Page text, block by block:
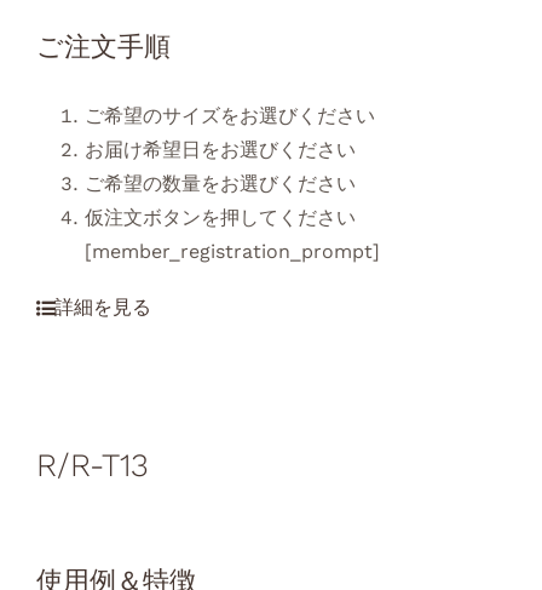
ご注文手順
ご希望のサイズをお選びください
お届け希望日をお選びください
ご希望の数量をお選びください
仮注文ボタンを押してください
[member_registration_prompt]
R/R-T13
使用例＆特徴